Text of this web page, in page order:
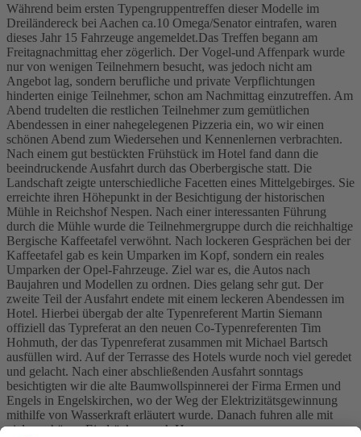
Während beim ersten Typengruppentreffen dieser Modelle im
Dreiländereck bei Aachen ca.10 Omega/Senator eintrafen, waren
dieses Jahr 15 Fahrzeuge angemeldet.Das Treffen begann am
Freitagnachmittag eher zögerlich. Der Vogel-und Affenpark wurde
nur von wenigen Teilnehmern besucht, was jedoch nicht am
Angebot lag, sondern berufliche und private Verpflichtungen
hinderten einige Teilnehmer, schon am Nachmittag einzutreffen. Am
Abend trudelten die restlichen Teilnehmer zum gemütlichen
Abendessen in einer nahegelegenen Pizzeria ein, wo wir einen
schönen Abend zum Wiedersehen und Kennenlernen verbrachten.
Nach einem gut bestückten Frühstück im Hotel fand dann die
beeindruckende Ausfahrt durch das Oberbergische statt. Die
Landschaft zeigte unterschiedliche Facetten eines Mittelgebirges. Sie
erreichte ihren Höhepunkt in der Besichtigung der historischen
Mühle in Reichshof Nespen. Nach einer interessanten Führung
durch die Mühle wurde die Teilnehmergruppe durch die reichhaltige
Bergische Kaffeetafel verwöhnt. Nach lockeren Gesprächen bei der
Kaffeetafel gab es kein Umparken im Kopf, sondern ein reales
Umparken der Opel-Fahrzeuge. Ziel war es, die Autos nach
Baujahren und Modellen zu ordnen. Dies gelang sehr gut. Der
zweite Teil der Ausfahrt endete mit einem leckeren Abendessen im
Hotel. Hierbei übergab der alte Typenreferent Martin Siemann
offiziell das Typreferat an den neuen Co-Typenreferenten Tim
Hohmuth, der das Typenreferat zusammen mit Michael Bartsch
ausfüllen wird. Auf der Terrasse des Hotels wurde noch viel geredet
und gelacht. Nach einer abschließenden Ausfahrt sonntags
besichtigten wir die alte Baumwollspinnerei der Firma Ermen und
Engels in Engelskirchen, wo der Weg der Elektrizitätsgewinnung
mithilfe von Wasserkraft erläutert wurde. Danach fuhren alle mit
vielen schönen Eindrücken nach Hause.